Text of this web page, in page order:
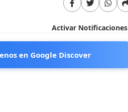
Activar Notificaciones
en Google Discover